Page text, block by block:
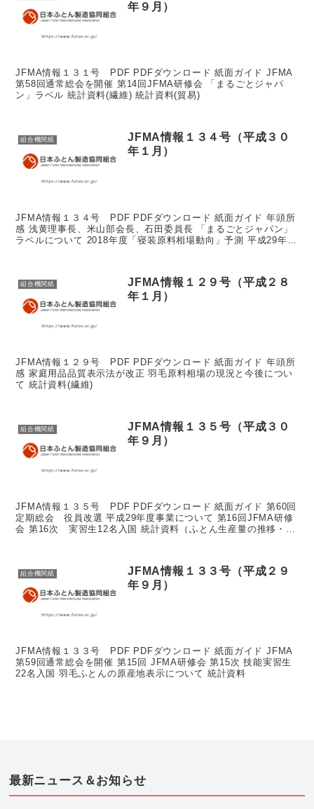
年９月）
JFMA情報１３１号 PDF PDFダウンロード 紙面ガイド JFMA
第58回通常総会を開催 第14回JFMA研修会 「まるごとジャパ
ン」ラベル 統計資料(繊維) 統計資料(貿易)
組合機関紙
JFMA情報１３４号（平成３０
年１月）
JFMA情報１３４号 PDF PDFダウンロード 紙面ガイド 年頭所
感 浅黄理事長、米山部会長、石田委員長 「まるごとジャパン」
ラベルについて 2018年度「寝装原料相場動向」予測 平成29年度
組合機関紙
JFMA情報１２９号（平成２８
年１月）
JFMA情報１２９号 PDF PDFダウンロード 紙面ガイド 年頭所
感 家庭用品品質表示法が改正 羽毛原料相場の現況と今後につい
て 統計資料(繊維)
組合機関紙
JFMA情報１３５号（平成３０
年９月）
JFMA情報１３５号 PDF PDFダウンロード 紙面ガイド 第60回
定期総会 役員改選 平成29年度事業について 第16回JFMA研修
会 第16次 実習生12名入国 統計資料（ふとん生産量の推移・合
組合機関紙
JFMA情報１３３号（平成２９
年９月）
JFMA情報１３３号 PDF PDFダウンロード 紙面ガイド JFMA
第59回通常総会を開催 第15回 JFMA研修会 第15次 技能実習生
22名入国 羽毛ふとんの原産地表示について 統計資料
最新ニュース＆お知らせ